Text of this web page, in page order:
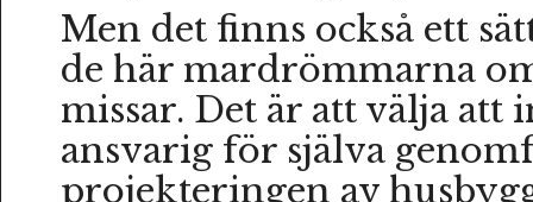
Men det finns också ett
de här mardrömmarna
missar. Det är att välja att
ansvarig för själva
projekteringen av